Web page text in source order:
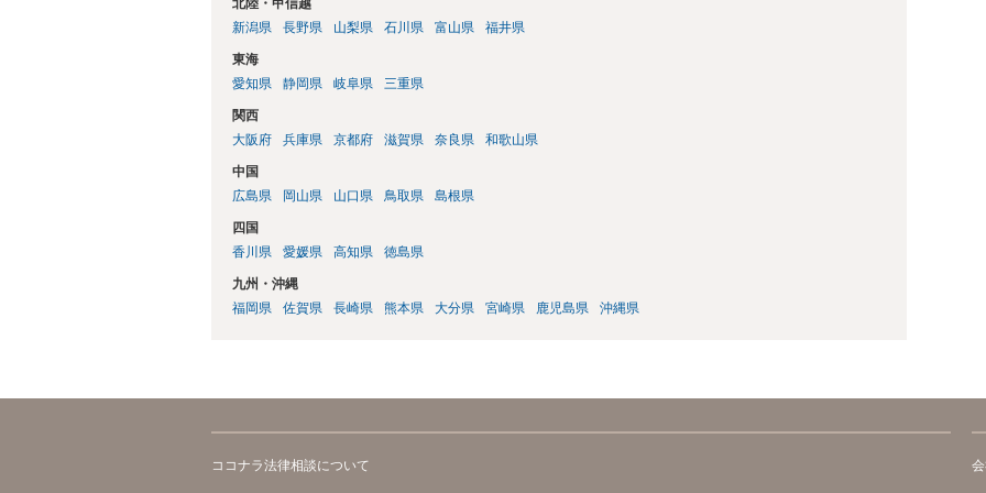
新潟県
長野県 山梨県 石川県 富山県 福井県
東海
愛知県
静岡県 岐阜県 三重県
関西
大阪府
兵庫県 京都府 滋賀県 奈良県 和歌山県
中国
広島県
岡山県 山口県 鳥取県 島根県
四国
香川県
愛媛県 高知県 徳島県
九州・沖縄
福岡県
佐賀県 長崎県 熊本県 大分県 宮崎県 鹿児島県 沖縄県
ココナラ法律相談について